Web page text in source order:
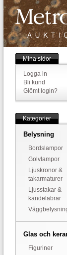
Mina sidor
Logga in
Bli kund
Glömt login?
Kategorier
Belysning
Bordslampor
Golvlampor
Ljuskronor &
takarmaturer
Ljusstakar &
kandelabrar
Glas och
Figuriner